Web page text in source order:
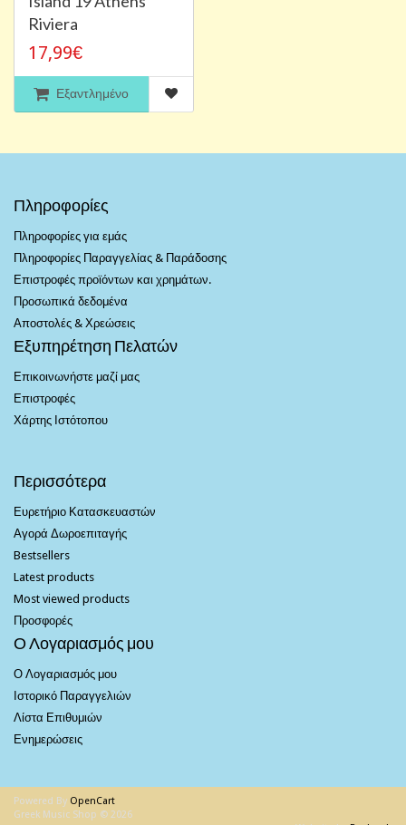
Riviera
17,99€
Εξαντλημένο
Πληροφορίες
Πληροφορίες για εμάς
Πληροφορίες Παραγγελίας & Παράδοσης
Επιστροφές προϊόντων και χρημάτων.
Προσωπικά δεδομένα
Αποστολές & Χρεώσεις
Εξυπηρέτηση Πελατών
Επικοινωνήστε μαζί μας
Επιστροφές
Χάρτης Ιστότοπου
Περισσότερα
Ευρετήριο Κατασκευαστών
Αγορά Δωροεπιταγής
Bestsellers
Latest products
Most viewed products
Προσφορές
Ο Λογαριασμός μου
Ο Λογαριασμός μου
Ιστορικό Παραγγελιών
Λίστα Επιθυμιών
Ενημερώσεις
Powered By OpenCart
Greek Music Shop © 2026